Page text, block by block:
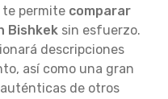
permite comparar
Bishkek sin esfuerzo.
descripciones
así como una gran
de otros